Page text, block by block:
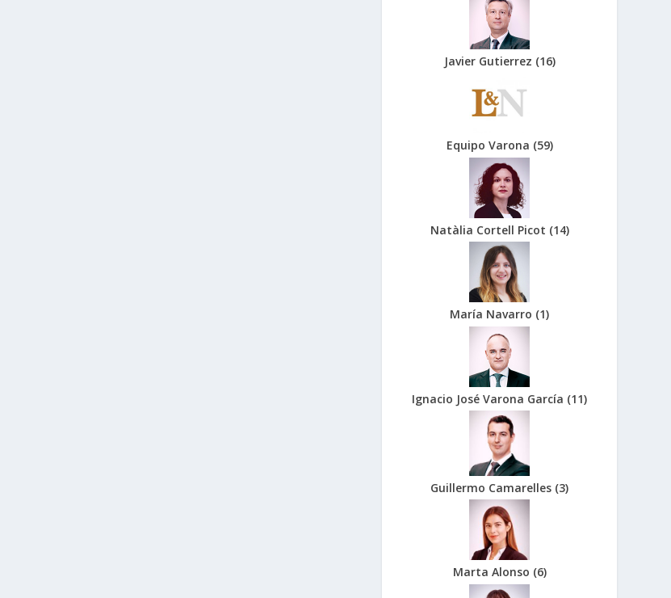
Javier Gutierrez (16)
Equipo Varona (59)
Natàlia Cortell Picot (14)
María Navarro (1)
Ignacio José Varona García (11)
Guillermo Camarelles (3)
Marta Alonso (6)